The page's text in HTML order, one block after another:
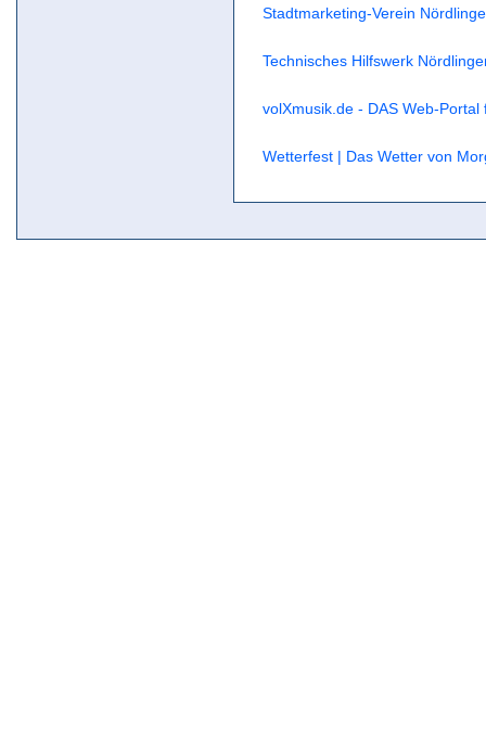
Stadtmarketing-Verein
Technisches Hilfswerk
volXmusik.de - DAS Web-
Wetterfest | Das Wetter von